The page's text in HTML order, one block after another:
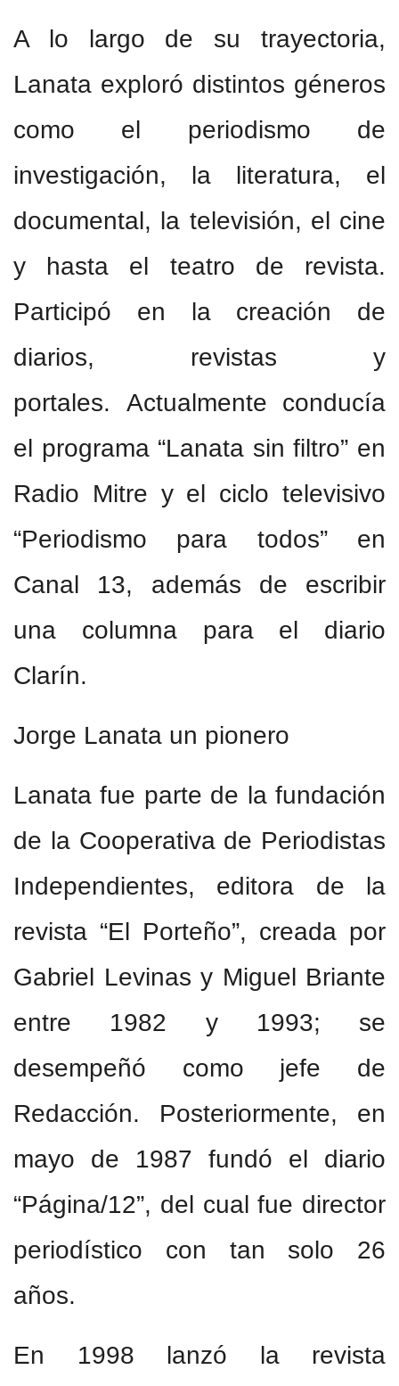
A lo largo de su trayectoria,
Lanata exploró distintos géneros
como el periodismo de
investigación, la literatura, el
documental, la televisión, el cine
y hasta el teatro de revista.
Participó en la creación de
diarios, revistas y
portales. Actualmente conducía
el programa “Lanata sin filtro” en
Radio Mitre y el ciclo televisivo
“Periodismo para todos” en
Canal 13, además de escribir
una columna para el diario
Clarín.
Jorge Lanata un pionero
Lanata fue parte de la fundación
de la Cooperativa de Periodistas
Independientes, editora de la
revista “El Porteño”, creada por
Gabriel Levinas y Miguel Briante
entre 1982 y 1993; se
desempeñó como jefe de
Redacción. Posteriormente, en
mayo de 1987 fundó el diario
“Página/12”, del cual fue director
periodístico con tan solo 26
años.
En 1998 lanzó la revista